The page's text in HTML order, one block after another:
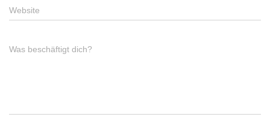
Website
Was beschäftigt dich?